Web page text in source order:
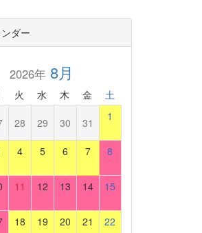
ダー
2026年 8月
火 水 木 金 土
28 29 30 31 1
4 5 6 7 8
11 12 13 14 15
18 19 20 21 22